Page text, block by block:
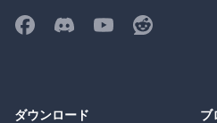
ダウンロード ブ